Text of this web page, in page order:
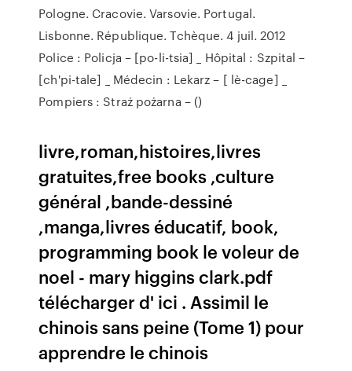
Pologne. Cracovie. Varsovie. Portugal.
Lisbonne. République. Tchèque. 4 juil. 2012
Police : Policja – [po-li-tsia] _ Hôpital : Szpital –
[ch'pi-tale] _ Médecin : Lekarz – [ lè-cage] _
Pompiers : Straż pożarna – ()
livre,roman,histoires,livres
gratuites,free books ,culture
général ,bande-dessiné
,manga,livres éducatif, book,
programming book le voleur de
noel - mary higgins clark.pdf
télécharger d' ici . Assimil le
chinois sans peine (Tome 1) pour
apprendre le chinois